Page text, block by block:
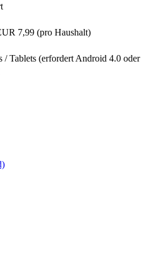
7,99 (pro Haushalt)
/ Tablets (erfordert Android 4.0 oder